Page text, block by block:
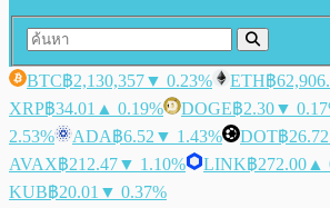
BTC฿2,130,357▼ 0.23% ETH฿
XRP฿34.01 ▲ 0.19% DOGE฿2.30▼
2.53%
ADA฿6.52 ▼ 1.43% DOT฿26.72
AVAX฿212.47▼ 1.10% LINK฿272.00 ▲
KUB฿20.01 ▼ 0.37%